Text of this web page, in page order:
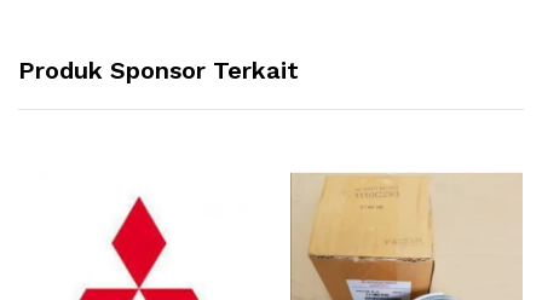
Produk Sponsor Terkait